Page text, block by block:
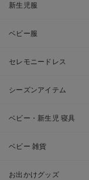
新生児服
ベビー服
セレモニードレス
シーズンアイテム
ベビー・新生児 寝具
ベビー 雑貨
お出かけグッズ